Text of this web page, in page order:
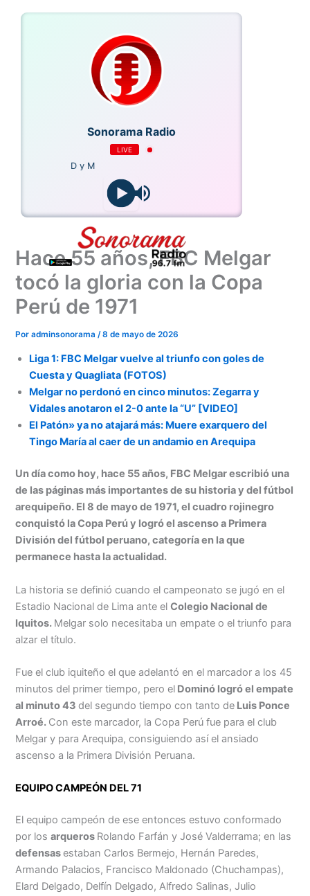
Sonorama Radio
LIVE
D y M
Hace 55 años, FBC Melgar
tocó la gloria con la Copa
Perú de 1971
Poradminsonorama/8 de mayo de 2026
Liga 1: FBC Melgar vuelve al triunfo con goles de
Cuesta y Quagliata (FOTOS)
Melgar no perdonó en cinco minutos: Zegarra y
Vidales anotaron el 2-0 ante la “U” [VIDEO]
El Patón» ya no atajará más: Muere exarquero del
Tingo María al caer de un andamio en Arequipa
Un día como hoy, hace 55 años, FBC Melgar escribió una
de las páginas más importantes de su historia y del fútbol
arequipeño. El 8 de mayo de 1971, el cuadro rojinegro
conquistó la Copa Perú y logró el ascenso a Primera
División del fútbol peruano, categoría en la que
permanece hasta la actualidad.
La historia se definió cuando el campeonato se jugó en el
Estadio Nacional de Lima ante elColegio Nacional de
Iquitos. Melgar solo necesitaba un empate o el triunfo para
alzar el título.
Fue el club iquiteño el que adelantó en el marcador a los 45
minutos del primer tiempo, pero el Dominó logró el empate
al minuto 43del segundo tiempo con tanto de Luis Ponce
Arroé. Con este marcador, la Copa Perú fue para el club
Melgar y para Arequipa, consiguiendo así el ansiado
ascenso a la Primera División Peruana.
EQUIPO CAMPEÓN DEL 71
El equipo campeón de ese entonces estuvo conformado
por losarqueros Rolando Farfán y José Valderrama; en las
defensasestaban Carlos Bermejo, Hernán Paredes,
Armando Palacios, Francisco Maldonado (Chuchampas),
Elard Delgado, Delfín Delgado, Alfredo Salinas, Julio